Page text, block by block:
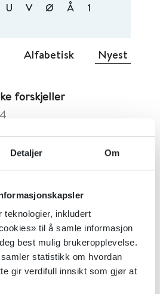
Detaljer Om
teknologier, inkludert
til å samle informasjon
best mulig brukeropplevelse.
statistikk om hvordan
gir verdifull innsikt som gjør at
U V Ø Å 1
Alfabetisk Nyest
forskjeller